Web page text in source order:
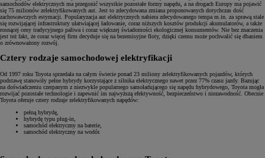
samochodów elektrycznych ma przegonić wszystkie pozostałe formy napędu, a na drogach Europy ma pojawić
się 75 milionów zelektryfikowanych aut. Jest to zdecydowana zmiana proponowanych dotychczas dość
zachowawczych estymacji. Popularyzacja aut elektrycznych nabiera zdecydowanego tempa m.in. za sprawą stale
się rozwijającej infrastruktury ułatwiającej ładowanie, coraz niższych kosztów produkcji akumulatorów, a także
rosnącej ceny tradycyjnego paliwa i coraz większej świadomości ekologicznej konsumentów. Nie bez znaczenia
jest też fakt, że coraz więcej firm decyduje się na bezemisyjne floty, dzięki czemu może pochwalić się dbaniem
o zrównoważony rozwój.
Cztery rodzaje samochodowej elektryfikacji
Od 1997 roku Toyota sprzedała na całym świecie ponad 23 miliony zelektryfikowanych pojazdów, których
podstawę stanowiły pełne hybrydy korzystające z silnika elektrycznego nawet przez 77% czasu jazdy. Bazując
na doświadczeniu czerpanym z niezwykle popularnego samoładującego się napędu hybrydowego, Toyota mogła
rozwijać pozostałe technologie i zapewnić im najwyższą efektywność, bezpieczeństwo i niezawodność. Obecnie
Toyota oferuje cztery rodzaje zelektryfikowanych napędów:
pełną hybrydę,
hybrydę typu plug-in,
samochód elektryczny na baterie,
samochód elektryczny na wodór.